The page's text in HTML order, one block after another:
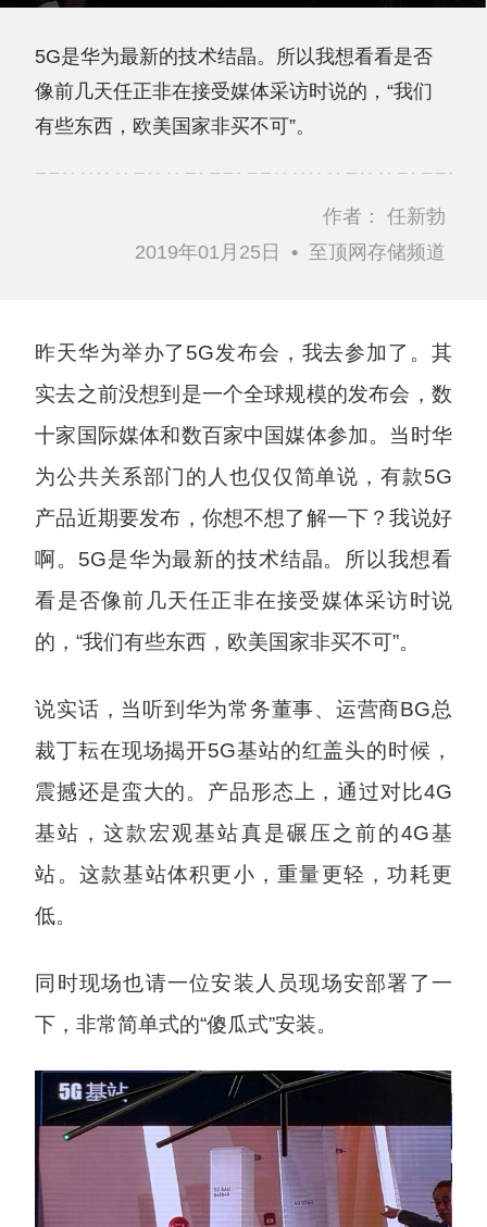
5G是华为最新的技术结晶。所以我想看看是否
像前几天任正非在接受媒体采访时说的，“我们
有些东西，欧美国家非买不可”。
作者：
任新勃
2019年01月25日
• 至顶网存储频道
昨天华为举办了5G发布会，我去参加了。其
实去之前没想到是一个全球规模的发布会，数
十家国际媒体和数百家中国媒体参加。当时华
为公共关系部门的人也仅仅简单说，有款5G
产品近期要发布，你想不想了解一下？我说好
啊。5G是华为最新的技术结晶。所以我想看
看是否像前几天任正非在接受媒体采访时说
的，“我们有些东西，欧美国家非买不可”。
说实话，当听到华为常务董事、运营商BG总
裁丁耘在现场揭开5G基站的红盖头的时候，
震撼还是蛮大的。产品形态上，通过对比4G
基站，这款宏观基站真是碾压之前的4G基
站。这款基站体积更小，重量更轻，功耗更
低。
同时现场也请一位安装人员现场安部署了一
下，非常简单式的“傻瓜式”安装。